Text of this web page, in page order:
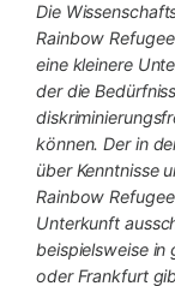
Die
Rainbow
eine kleinere
der die
können. Der in
über Kenntnisse
Rainbow
Unterkunft
beispielsweise in
oder Frankfurt